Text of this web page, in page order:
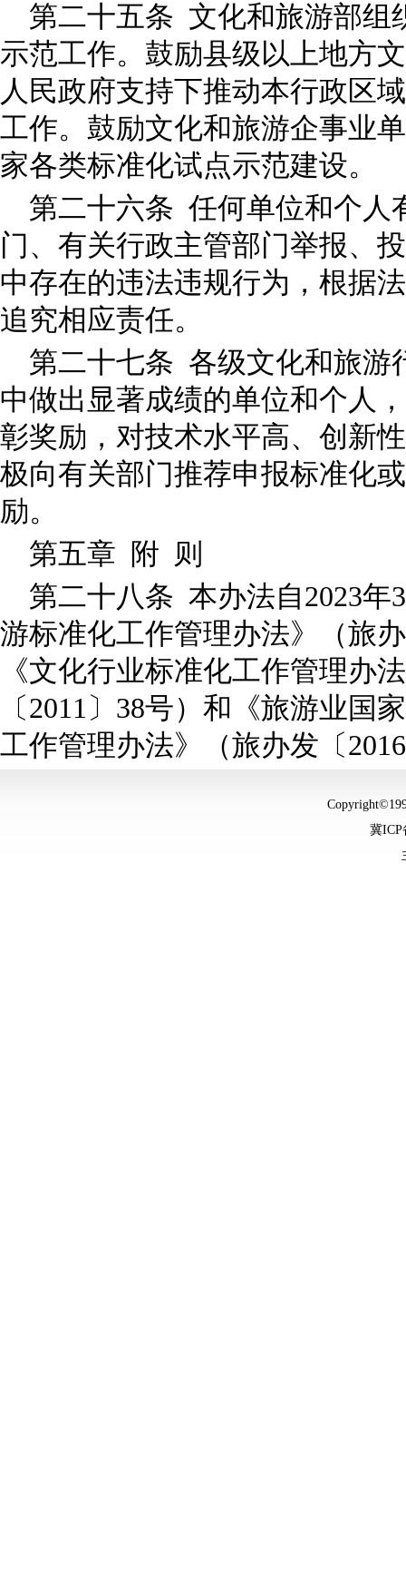
第二十五条 文化和旅游部组
示范工作。鼓励县级以上地方
人民政府支持下推动本行政区
工作。鼓励文化和旅游企事业
家各类标准化试点示范建设。
第二十六条 任何单位和个人
门、有关行政主管部门举报、
中存在的违法违规行为，根据
追究相应责任。
第二十七条 各级文化和旅游
中做出显著成绩的单位和个人
彰奖励，对技术水平高、创新
极向有关部门推荐申报标准化
励。
第五章 附 则
第二十八条 本办法自2023年
游标准化工作管理办法》（旅
《文化行业标准化工作管理办
〔2011〕38号）和《旅游业国
工作管理办法》（旅办发〔
冀ICP